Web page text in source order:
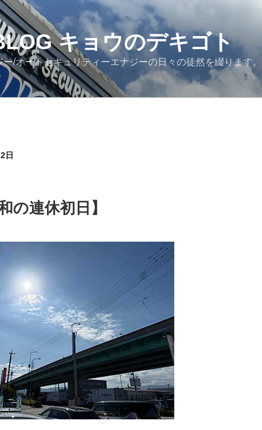
キョウのデキゴト
/オートセキュリティーエナジーの日々の徒然を綴ります。
日
の連休初日】